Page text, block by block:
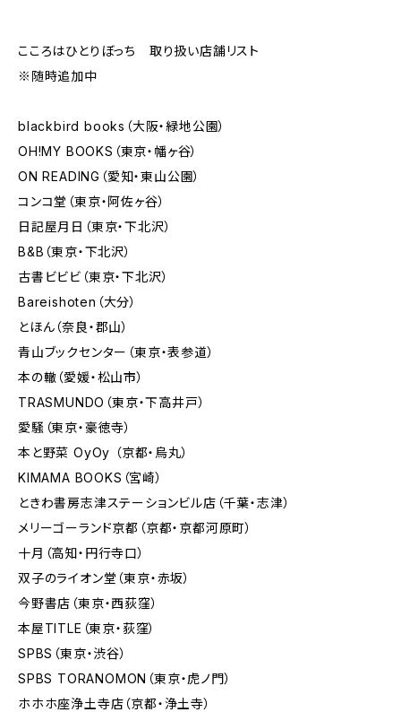
こころはひとりぼっち 取り扱い店舗リスト
※随時追加中
blackbird books（大阪・緑地公園）
OH!MY BOOKS（東京・幡ヶ谷）
ON READING（愛知・東山公園）
コンコ堂（東京・阿佐ヶ谷）
日記屋月日（東京・下北沢）
B&B（東京・下北沢）
古書ビビビ（東京・下北沢）
Bareishoten（大分）
とほん（奈良・郡山）
青山ブックセンター（東京・表参道）
本の轍（愛媛・松山市）
TRASMUNDO（東京・下高井戸）
愛騒（東京・豪徳寺）
本と野菜 OyOy （京都・烏丸）
KIMAMA BOOKS（宮崎）
ときわ書房志津ステーションビル店（千葉・志津）
メリーゴーランド京都（京都・京都河原町）
十月（高知・円行寺口）
双子のライオン堂（東京・赤坂）
今野書店（東京・西荻窪）
本屋TITLE（東京・荻窪）
SPBS（東京・渋谷）
SPBS TORANOMON（東京・虎ノ門）
ホホホ座浄土寺店（京都・浄土寺）